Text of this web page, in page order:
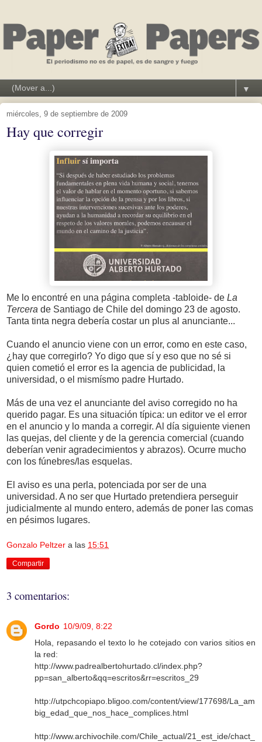
▼
miércoles, 9 de septiembre de 2009
Hay que corregir
Me lo encontré en una página completa -tabloide- de La
Tercera de Santiago de Chile del domingo 23 de agosto.
Tanta tinta negra debería costar un plus al anunciante...
Cuando el anuncio viene con un error, como en este caso,
¿hay que corregirlo? Yo digo que sí y eso que no sé si
quien cometió el error es la agencia de publicidad, la
universidad, o el mismísmo padre Hurtado.
Más de una vez el anunciante del aviso corregido no ha
querido pagar. Es una situación típica: un editor ve el error
en el anuncio y lo manda a corregir. Al día siguiente vienen
las quejas, del cliente y de la gerencia comercial (cuando
deberían venir agradecimientos y abrazos). Ocurre mucho
con los fúnebres/las esquelas.
El aviso es una perla, potenciada por ser de una
universidad. A no ser que Hurtado pretendiera perseguir
judicialmente al mundo entero, además de poner las comas
en pésimos lugares.
Gonzalo Peltzer a las 15:51
Compartir
3 comentarios:
Gordo 10/9/09, 8:22
Hola, repasando el texto lo he cotejado con varios sitios en
la red:
http://www.padrealbertohurtado.cl/index.php?
pp=san_alberto&qq=escritos&rr=escritos_29
http://utpchcopiapo.bligoo.com/content/view/177698/La_am
big_edad_que_nos_hace_complices.html
http://www.archivochile.com/Chile_actual/21_est_ide/chact_